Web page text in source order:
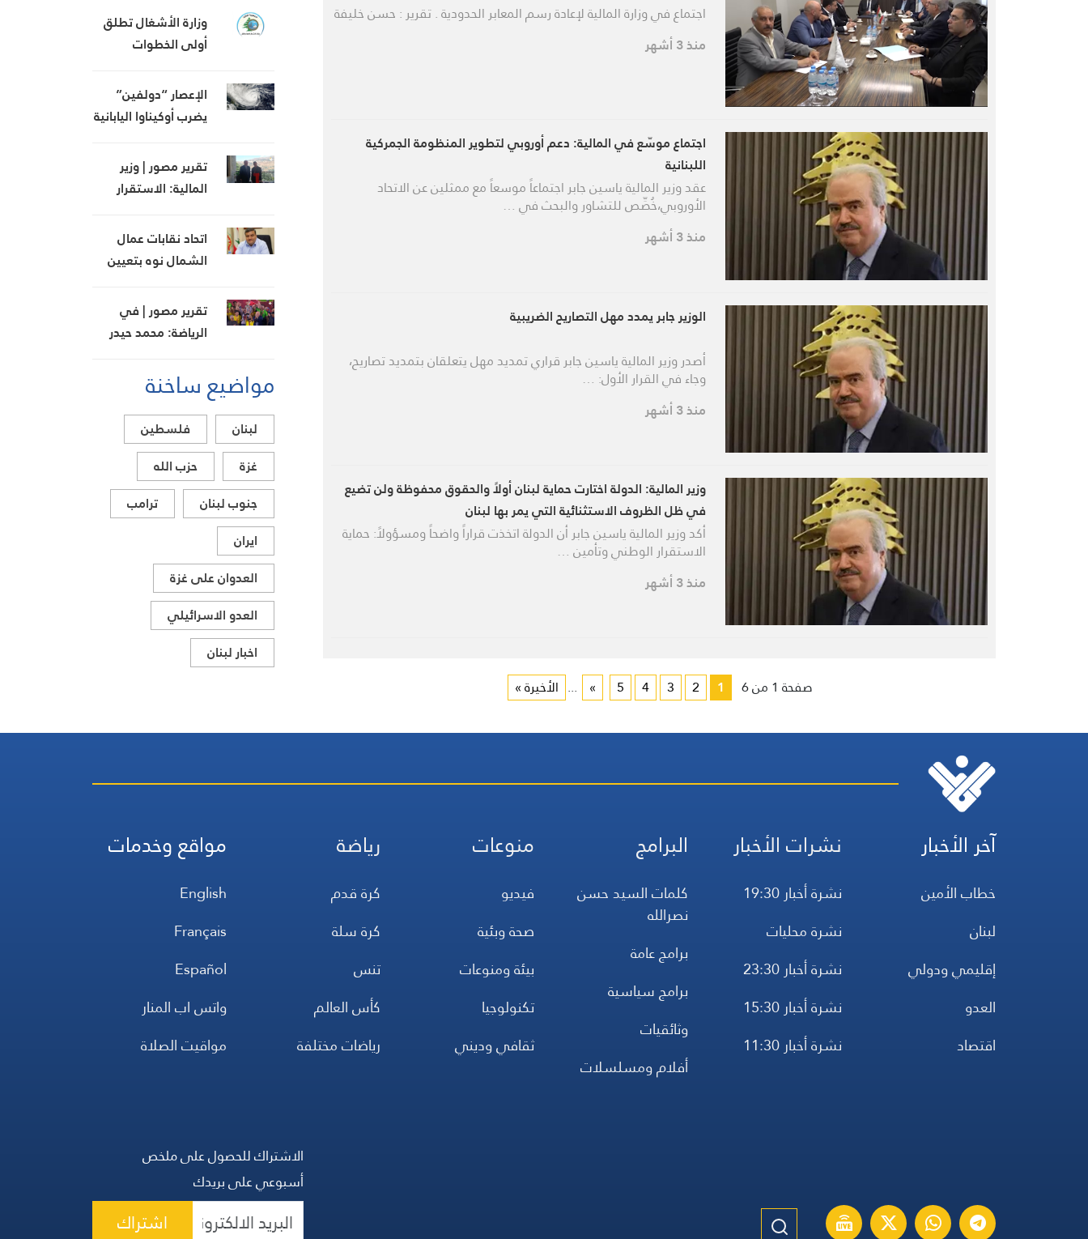
اجتماع في وزارة المالية لإعادة رسم المعابر الحدودية . تقرير : حسن خليفة
منذ 3 أشهر
اجتماع موسّع في المالية: دعم أوروبي لتطوير المنظومة الجمركية
اللبنانية
عقد وزير المالية ​ياسين جابر​ اجتماعاً موسعاً مع ممثلين عن ​الاتحاد
الأوروبي​،خُصِّص للتشاور والبحث في …
منذ 3 أشهر
الوزير جابر يمدد مهل التصاريح الضريبية
أصدر وزير المالية ياسين جابر قراري تمديد مهل يتعلقان بتمديد تصاريح،
وجاء في القرار الأول: …
منذ 3 أشهر
وزير المالية: الدولة اختارت حماية لبنان أولاً والحقوق محفوظة ولن تضيع
في ظل الظروف الاستثنائية التي يمر بها لبنان
أكد وزير المالية ياسين جابر أن الدولة اتخذت قراراً واضحاً ومسؤولاً: حماية
الاستقرار الوطني وتأمين …
منذ 3 أشهر
صفحة 1 من 6 1
2
3
4
5
»
... الأخيرة »
لأدنى مستوى منذ
1983
وزارة الأشغال تطلق
أولى الخطوات
القليعات تمهيداً
لإعادة تشغيله
الإعصار “دولفين”
يضرب أوكيناوا اليابانية
لوصوله
تقرير مصور | وزير
المالية: الاستقرار
والرواتب ستُدفع في
مواعيدها
اتحاد نقابات عمال
الشمال نوه بتعيين
الضمان وبجهود وزير
العمل
تقرير مصور | في
الرياضة: محمد حيدر
مواضيع ساخنة
لبنان
فلسطين
غزة
حزب الله
جنوب لبنان
ترامب
ايران
العدوان على غزة
العدو الاسرائيلي
اخبار لبنان
آخر الأخبار
خطاب الأمين
لبنان
إقليمي ودولي
العدو
اقتصاد
نشرات الأخبار
نشرة أخبار 19:30
نشرة محليات
نشرة أخبار 23:30
نشرة أخبار 15:30
نشرة أخبار 11:30
البرامج
كلمات السيد حسن
نصرالله
برامج عامة
برامج سياسية
وثائقيات
أفلام ومسلسلات
منوعات
فيديو
صحة وبئية
بيئة ومنوعات
تكنولوجيا
ثقافي وديني
رياضة
كرة قدم
كرة سلة
تنس
كأس العالم
رياضات مختلفة
مواقع وخدمات
English
Français
Español
واتس اب المنار
مواقيت الصلاة
الاشتراك للحصول على ملخص
أسبوعي على بريدك
اشتراك